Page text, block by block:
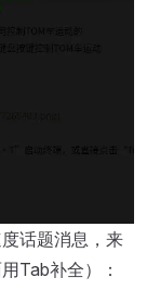
话题消息，来
Tab补全）：